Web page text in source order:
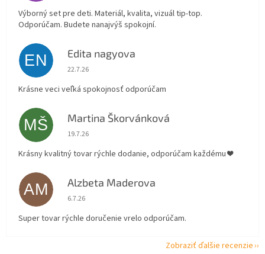
Výborný set pre deti. Materiál, kvalita, vizuál tip-top.
Odporúčam. Budete nanajvýš spokojní.
EN Edita nagyova
Hodnotenie obchodu je 5 z 5 hviezdičiek.
22.7.26
Krásne veci veľká spokojnosť odporúčam
MŠ Martina Škorvánková
Hodnotenie obchodu je 5 z 5 hviezdičiek.
19.7.26
Krásny kvalitný tovar rýchle dodanie, odporúčam každému ❤️
AM Alzbeta Maderova
Hodnotenie obchodu je 5 z 5 hviezdičiek.
6.7.26
Super tovar rýchle doručenie vrelo odporúčam.
Zobraziť ďalšie recenzie